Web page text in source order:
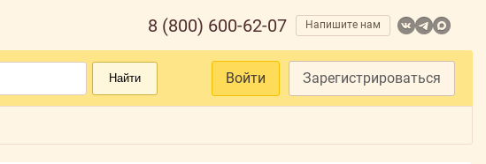
8 (800) 600-62-07 Напишите нам
Найти Войти Зарегистрироваться